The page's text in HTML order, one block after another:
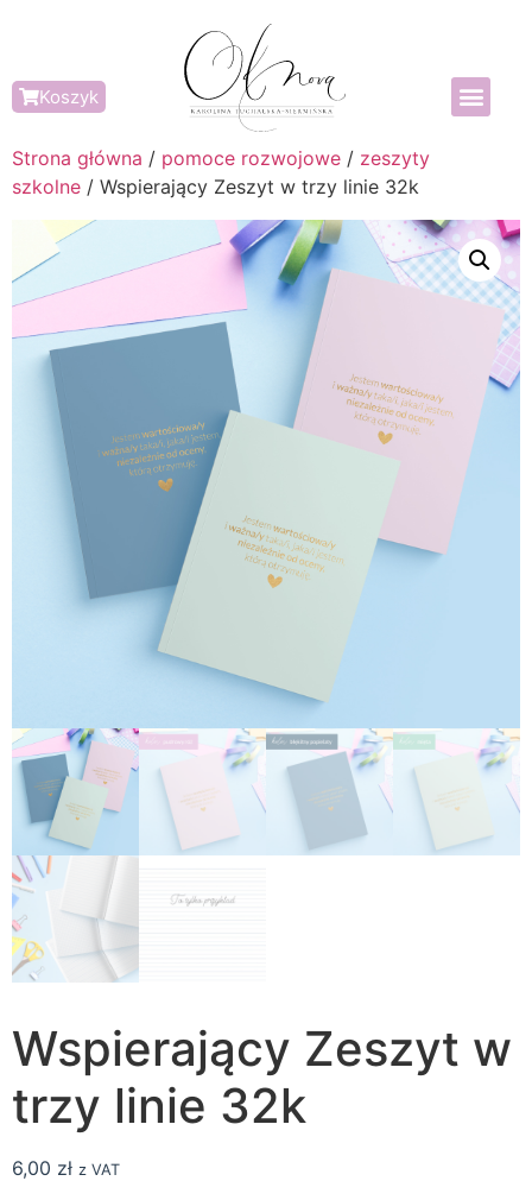
Koszyk
Strona główna / pomoce rozwojowe / zeszyty
szkolne / Wspierający Zeszyt w trzy linie 32k
Wspierający Zeszyt w
trzy linie 32k
6,00 zł z VAT